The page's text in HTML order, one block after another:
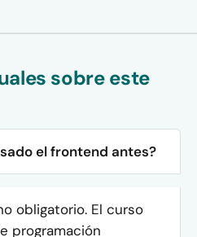
sobre este
el frontend antes?
obligatorio. El curso
programación